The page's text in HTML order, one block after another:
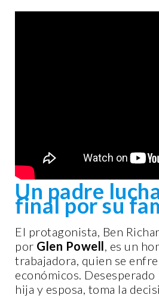
Un padre
final por su
El protagonista, Ben
por Glen Powell, es un
trabajadora, quien se
económicos. Desesperado
hija y esposa, toma la